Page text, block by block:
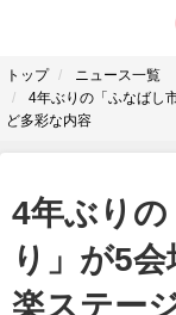
トップ
ニュース一覧
4年ぶりの「ふなばし
ど多彩な内容
4年ぶり
り」が5
楽ステー